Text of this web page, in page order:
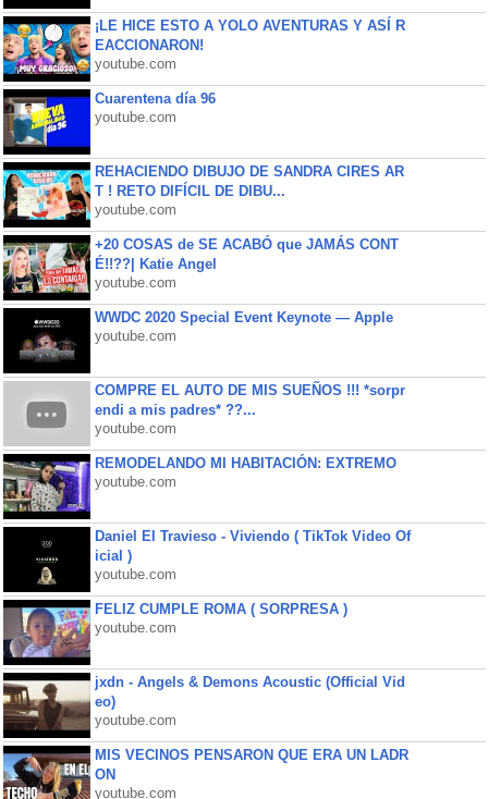
¡LE HICE ESTO A YOLO AVENTURAS Y ASÍ R
EACCIONARON!
youtube.com
Cuarentena día 96
youtube.com
REHACIENDO DIBUJO DE SANDRA CIRES AR
T ! RETO DIFÍCIL DE DIBU...
youtube.com
+20 COSAS de SE ACABÓ que JAMÁS CONT
É!!??| Katie Angel
youtube.com
WWDC 2020 Special Event Keynote — Apple
youtube.com
COMPRE EL AUTO DE MIS SUEÑOS !!! *sorpr
endi a mis padres* ??...
youtube.com
REMODELANDO MI HABITACIÓN: EXTREMO
youtube.com
Daniel El Travieso - Viviendo ( TikTok Video Of
icial )
youtube.com
FELIZ CUMPLE ROMA ( SORPRESA )
youtube.com
jxdn - Angels & Demons Acoustic (Official Vid
eo)
youtube.com
MIS VECINOS PENSARON QUE ERA UN LADR
ON
youtube.com